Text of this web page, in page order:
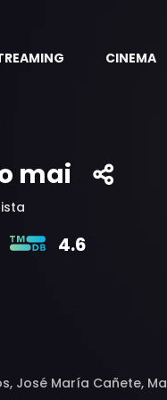
CINEMA
mai
4.6
José María Cañete,